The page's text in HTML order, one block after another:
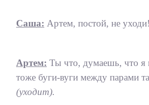
Саша: Артем, постой, не уходи!
Артем: Ты что, думаешь, что я
тоже буги-вуги между парами
(уходит).